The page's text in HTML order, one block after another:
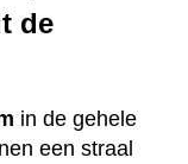
de
in de gehele
een straal